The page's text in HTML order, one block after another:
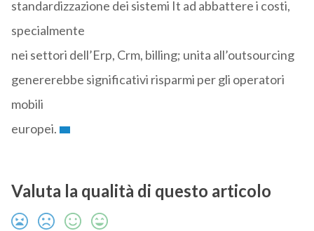
standardizzazione dei sistemi It ad abbattere i costi,
specialmente
nei settori dell’Erp, Crm, billing; unita all’outsourcing
genererebbe significativi risparmi per gli operatori
mobili
europei.
Valuta la qualità di questo articolo